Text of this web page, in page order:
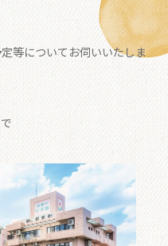
等についてお伺いいたしま